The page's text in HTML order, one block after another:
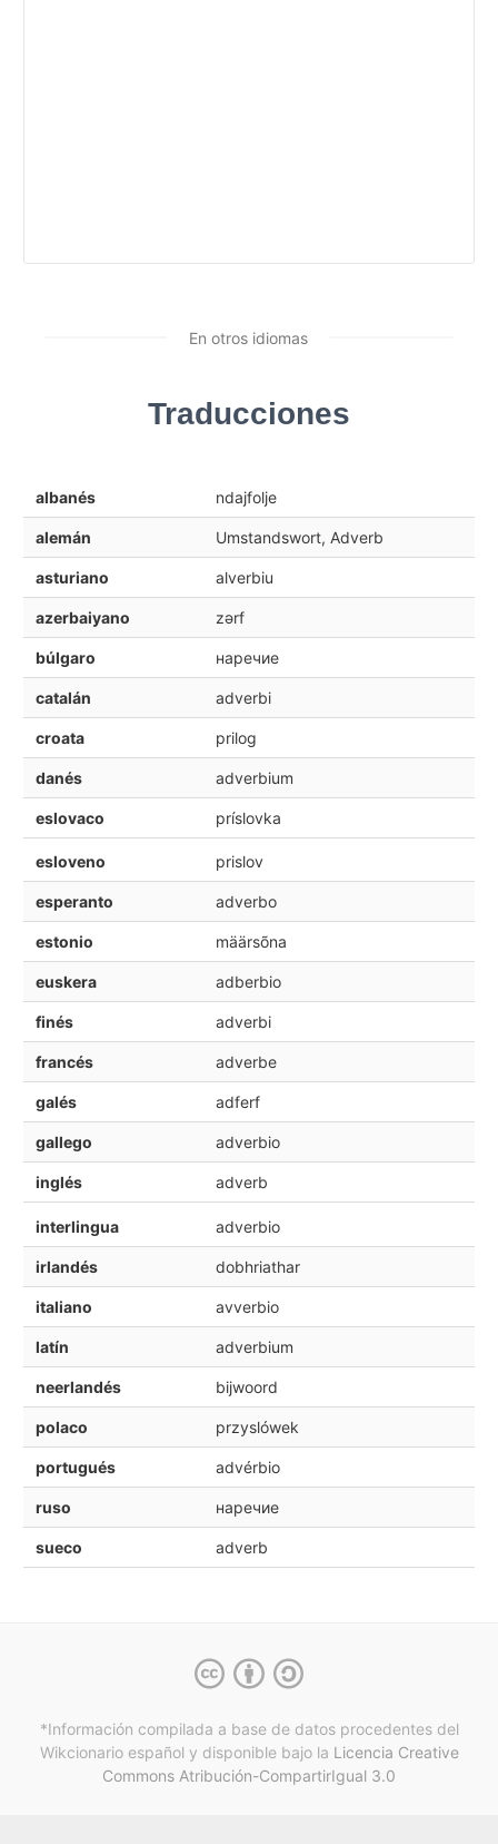
En otros idiomas
Traducciones
albanés ndajfolje
alemán Umstandswort, Adverb
asturiano alverbiu
azerbaiyano zərf
búlgaro наречие
catalán adverbi
croata prilog
danés adverbium
eslovaco príslovka
esloveno prislov
esperanto adverbo
estonio määrsõna
euskera adberbio
finés adverbi
francés adverbe
galés adferf
gallego adverbio
inglés adverb
interlingua adverbio
irlandés dobhriathar
italiano avverbio
latín adverbium
neerlandés bijwoord
polaco przyslówek
portugués advérbio
ruso наречие
sueco adverb
*Información compilada a base de datos procedentes del
Wikcionario español y disponible bajo la Licencia Creative
Commons Atribución-CompartirIgual 3.0